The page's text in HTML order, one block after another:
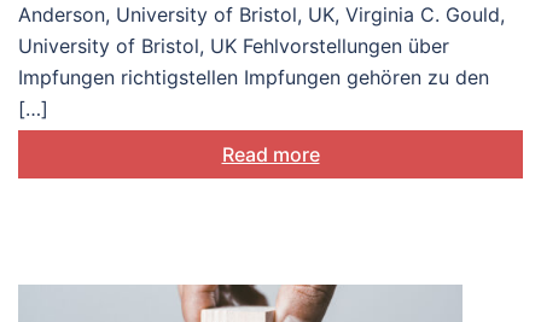
Anderson, University of Bristol, UK, Virginia C. Gould,
University of Bristol, UK Fehlvorstellungen über
Impfungen richtigstellen Impfungen gehören zu den
[…]
Read more